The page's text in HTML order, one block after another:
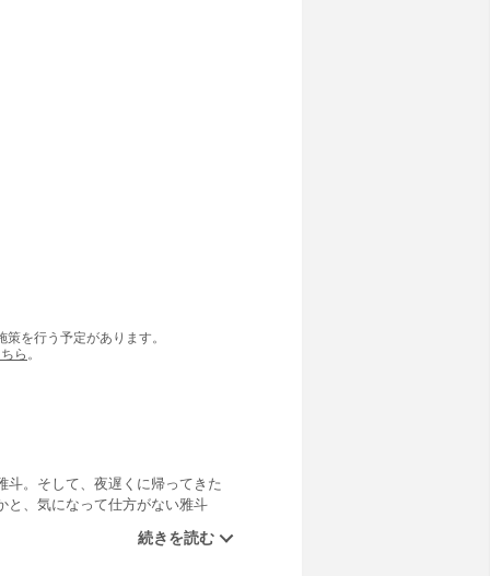
を行う予定があります。
ら 。
斗。そして、夜遅くに帰ってきた
と、気になって仕方がない雅斗